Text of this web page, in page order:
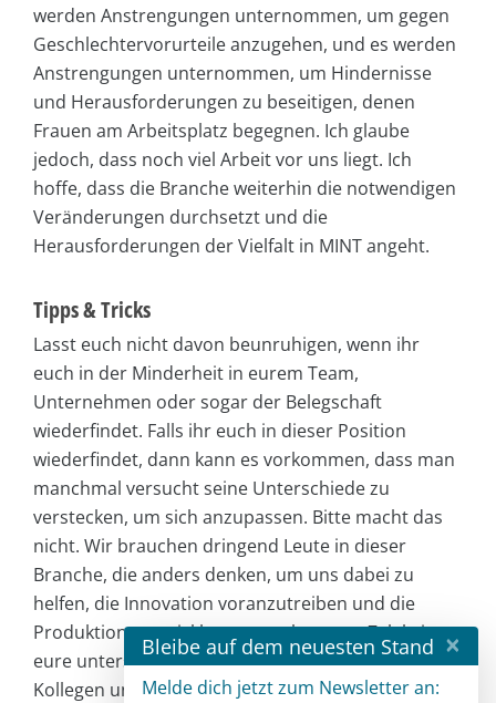
werden Anstrengungen unternommen, um gegen
Geschlechtervorurteile anzugehen, und es werden
Anstrengungen unternommen, um Hindernisse
und Herausforderungen zu beseitigen, denen
Frauen am Arbeitsplatz begegnen. Ich glaube
jedoch, dass noch viel Arbeit vor uns liegt. Ich
hoffe, dass die Branche weiterhin die notwendigen
Veränderungen durchsetzt und die
Herausforderungen der Vielfalt in MINT angeht.
Tipps & Tricks
Lasst euch nicht davon beunruhigen, wenn ihr
euch in der Minderheit in eurem Team,
Unternehmen oder sogar der Belegschaft
wiederfindet. Falls ihr euch in dieser Position
wiederfindet, dann kann es vorkommen, dass man
manchmal versucht seine Unterschiede zu
verstecken, um sich anzupassen. Bitte macht das
nicht. Wir brauchen dringend Leute in dieser
Branche, die anders denken, um uns dabei zu
helfen, die Innovation voranzutreiben und die
Produktionsentwicklung zu verbessern. Zelebriert
eure unterschiedlichen Perspektiven, eure
Kollegen und unsere Branche als Ganzes werden
Bleibe auf dem neuesten Stand ×
Melde dich jetzt zum Newsletter an: